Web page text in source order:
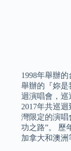
1998年舉辦
舉辦的『妳是
迴演唱會，巡
2017年共巡
灣限定的演唱
功之路”。 歷
加拿大和澳洲